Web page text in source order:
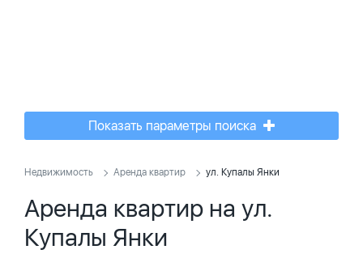
Показать параметры поиска
Недвижимость Аренда квартир ул. Купалы Янки
Аренда квартир на ул.
Купалы Янки